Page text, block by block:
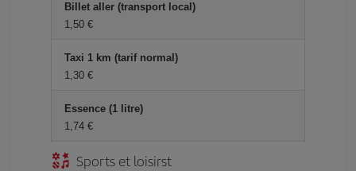
Billet aller (transport local)
1,50 €
Taxi 1 km (tarif normal)
1,30 €
Essence (1 litre)
1,74 €
Sports et loisirst